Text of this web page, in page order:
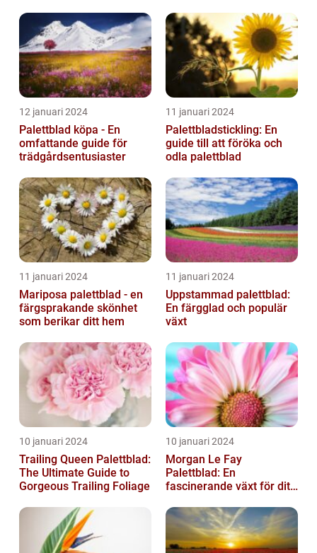
12 januari 2024
Palettblad köpa - En
omfattande guide för
trädgårdsentusiaster
11 januari 2024
Palettbladstickling: En
guide till att föröka och
odla palettblad
11 januari 2024
Mariposa palettblad - en
färgsprakande skönhet
som berikar ditt hem
11 januari 2024
Uppstammad palettblad:
En färgglad och populär
växt
10 januari 2024
Trailing Queen Palettblad:
The Ultimate Guide to
Gorgeous Trailing Foliage
10 januari 2024
Morgan Le Fay
Palettblad: En
fascinerande växt för ditt